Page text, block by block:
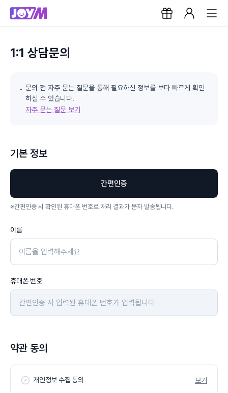
1:1 상담문의
문의 전 자주 묻는 질문을 통해 필요하신 정보를 보다 빠르게 확인
하실 수 있습니다.
자주 묻는 질문 보기
기본 정보
간편인증
※간편인증 시 확인된 휴대폰 번호로 처리 결과가 문자 발송됩니다.
이름
휴대폰 번호
약관 동의
개인정보 수집 동의 보기